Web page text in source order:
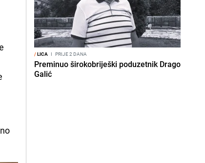
/LICA I PRIJE 2 DANA
Preminuo širokobriješki poduzetnik Drago
Galić